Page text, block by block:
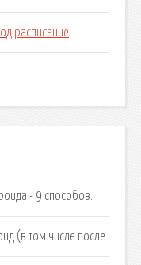
расписание
- 9 способов.
(в том числе после.